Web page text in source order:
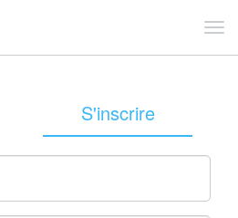
S'inscrire